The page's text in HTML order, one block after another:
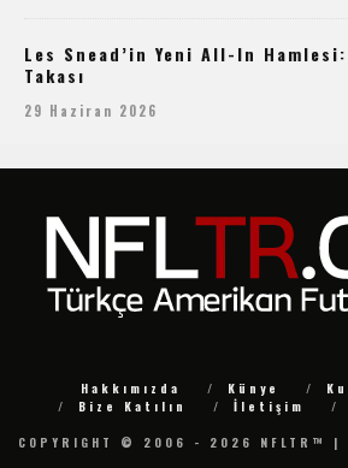
Les Snead’in Yeni All-In
Takası
29 Haziran 2026
Hakkımızda Künye
Bize Katılın
İletişim
COPYRIGHT © 2006 - 2026 NFLTR™